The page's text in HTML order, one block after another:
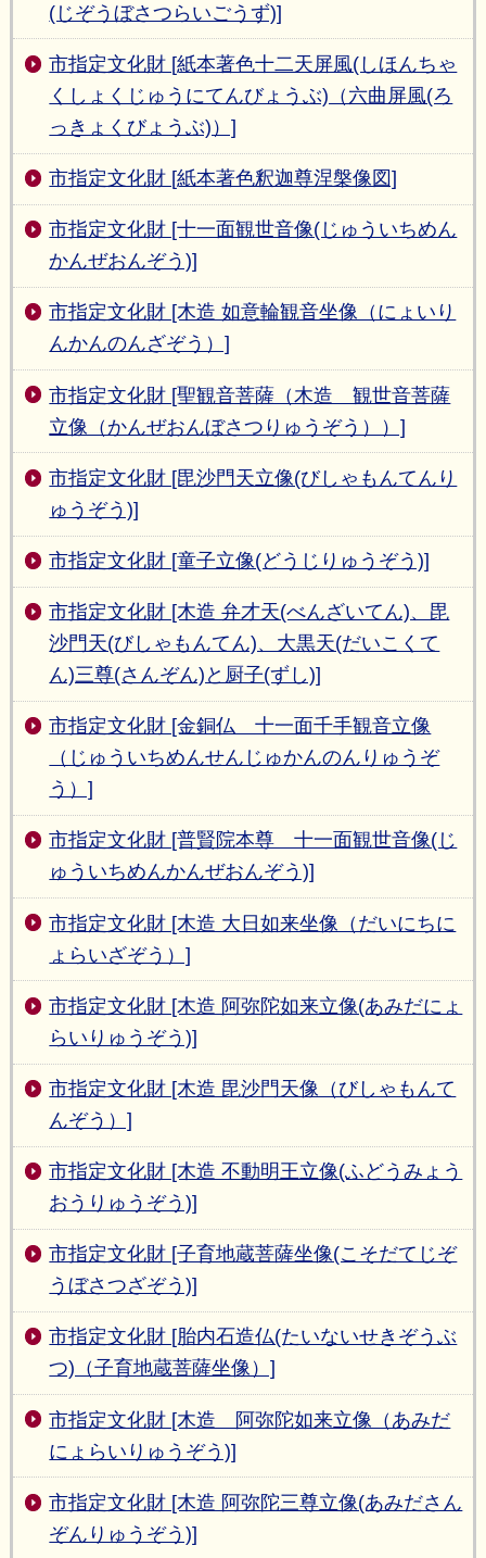
(じぞうぼさつらいごうず)]
市指定文化財 [紙本著色十二天屏風(しほんちゃ
くしょくじゅうにてんびょうぶ)（六曲屏風(ろ
っきょくびょうぶ)）]
市指定文化財 [紙本著色釈迦尊涅槃像図]
市指定文化財 [十一面観世音像(じゅういちめん
かんぜおんぞう)]
市指定文化財 [木造 如意輪観音坐像（にょいり
んかんのんざぞう）]
市指定文化財 [聖観音菩薩（木造 観世音菩薩
立像（かんぜおんぼさつりゅうぞう））]
市指定文化財 [毘沙門天立像(びしゃもんてんり
ゅうぞう)]
市指定文化財 [童子立像(どうじりゅうぞう)]
市指定文化財 [木造 弁才天(べんざいてん)、毘
沙門天(びしゃもんてん)、大黒天(だいこくて
ん)三尊(さんぞん)と厨子(ずし)]
市指定文化財 [金銅仏 十一面千手観音立像
（じゅういちめんせんじゅかんのんりゅうぞ
う）]
市指定文化財 [普賢院本尊 十一面観世音像(じ
ゅういちめんかんぜおんぞう)]
市指定文化財 [木造 大日如来坐像（だいにちに
ょらいざぞう）]
市指定文化財 [木造 阿弥陀如来立像(あみだにょ
らいりゅうぞう)]
市指定文化財 [木造 毘沙門天像（びしゃもんて
んぞう）]
市指定文化財 [木造 不動明王立像(ふどうみょう
おうりゅうぞう)]
市指定文化財 [子育地蔵菩薩坐像(こそだてじぞ
うぼさつざぞう)]
市指定文化財 [胎内石造仏(たいないせきぞうぶ
つ)（子育地蔵菩薩坐像）]
市指定文化財 [木造 阿弥陀如来立像（あみだ
にょらいりゅうぞう)]
市指定文化財 [木造 阿弥陀三尊立像(あみださん
ぞんりゅうぞう)]